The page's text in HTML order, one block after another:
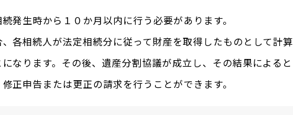
発生時から１０か月以内に行う必要があります。
各相続人が法定相続分に従って財産を取得したものとして計算
なります。その後、遺産分割協議が成立し、その結果によると
正申告または更正の請求を行うことができます。